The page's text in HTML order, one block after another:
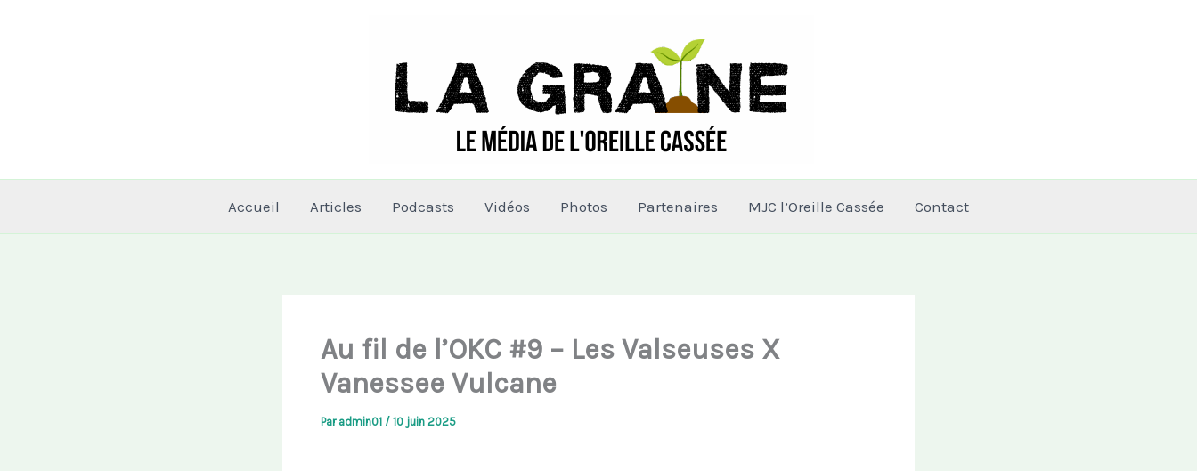
Accueil Articles Podcasts Vidéos Photos Partenaires MJC l’Oreille Cassée Contact
Au fil de l’OKC #9 – Les Valseuses X
Vanessee Vulcane
Par admin01 / 10 juin 2025